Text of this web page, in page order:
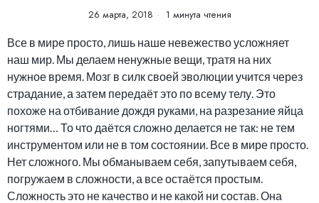
26 марта, 2018 1 минута чтения
Все в мире просто, лишь наше невежество усложняет
наш мир. Мы делаем ненужные вещи, тратя на них
нужное время. Мозг в силк своей эволюции учится через
страдание, а затем передаёт это по всему телу. Это
похоже на отбивание дождя руками, на разрезание яйца
ногтями… То что даётся сложно делается не так: не тем
инструментом или не в том состоянии. Все в мире просто.
Нет сложного. Мы обманываем себя, запутываем себя,
погружаем в сложности, а все остаётся простым.
Сложность это не качество и не какой ни состав. Она